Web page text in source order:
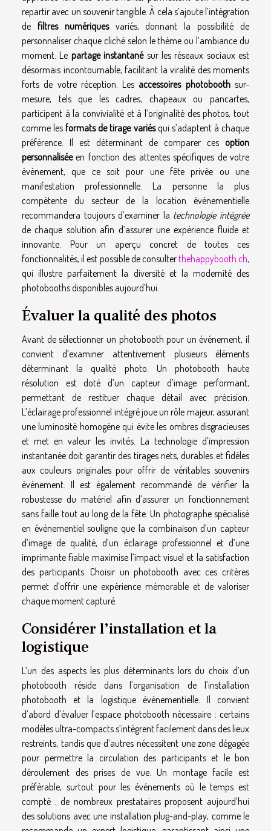
repartir avec un souvenir tangible. À cela s’ajoute l’intégration
de filtres numériquesvariés, donnant la possibilité de
personnaliser chaque cliché selon le thème ou l’ambiance du
moment. Le partage instantanésur les réseaux sociaux est
désormais incontournable, facilitant la viralité des moments
forts de votre réception. Les accessoires photoboothsur-
mesure, tels que les cadres, chapeaux ou pancartes,
participent à la convivialité et à l’originalité des photos, tout
comme lesformats de tirage variésqui s’adaptent à chaque
préférence. Il est déterminant de comparer ces option
personnaliséeen fonction des attentes spécifiques de votre
événement, que ce soit pour une fête privée ou une
manifestation professionnelle. La personne la plus
compétente du secteur de la location événementielle
recommandera toujours d’examiner la technologie intégrée
de chaque solution afin d’assurer une expérience fluide et
innovante. Pour un aperçu concret de toutes ces
fonctionnalités, il est possible de consulterthehappybooth.ch,
qui illustre parfaitement la diversité et la modernité des
photobooths disponibles aujourd’hui.
Évaluer la qualité des photos
Avant de sélectionner un photobooth pour un événement, il
convient d’examiner attentivement plusieurs éléments
déterminant la qualité photo. Un photobooth haute
résolution est doté d’un capteur d’image performant,
permettant de restituer chaque détail avec précision.
L’éclairage professionnel intégré joue un rôle majeur, assurant
une luminosité homogène qui évite les ombres disgracieuses
et met en valeur les invités. La technologie d’impression
instantanée doit garantir des tirages nets, durables et fidèles
aux couleurs originales pour offrir de véritables souvenirs
événement. Il est également recommandé de vérifier la
robustesse du matériel afin d’assurer un fonctionnement
sans faille tout au long de la fête. Un photographe spécialisé
en événementiel souligne que la combinaison d’un capteur
d’image de qualité, d’un éclairage professionnel et d’une
imprimante fiable maximise l’impact visuel et la satisfaction
des participants. Choisir un photobooth avec ces critères
permet d’offrir une expérience mémorable et de valoriser
chaque moment capturé.
Considérer l’installation et la
logistique
L’un des aspects les plus déterminants lors du choix d’un
photobooth réside dans l’organisation de l’installation
photobooth et la logistique événementielle. Il convient
d’abord d’évaluer l’espace photobooth nécessaire : certains
modèles ultra-compacts s’intègrent facilement dans des lieux
restreints, tandis que d’autres nécessitent une zone dégagée
pour permettre la circulation des participants et le bon
déroulement des prises de vue. Un montage facile est
préférable, surtout pour les événements où le temps est
compté ; de nombreux prestataires proposent aujourd’hui
des solutions avec une installation plug-and-play, comme le